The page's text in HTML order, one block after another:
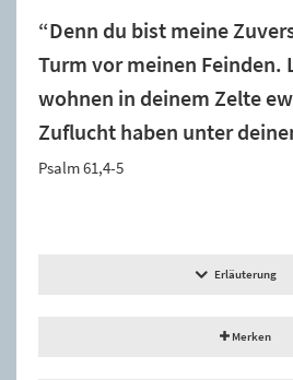
“Denn du bist meine
Turm vor meinen Feinden.
wohnen in deinem Zelte
Zuflucht haben unter
Psalm 61,4-5
Erläuterung
Merken